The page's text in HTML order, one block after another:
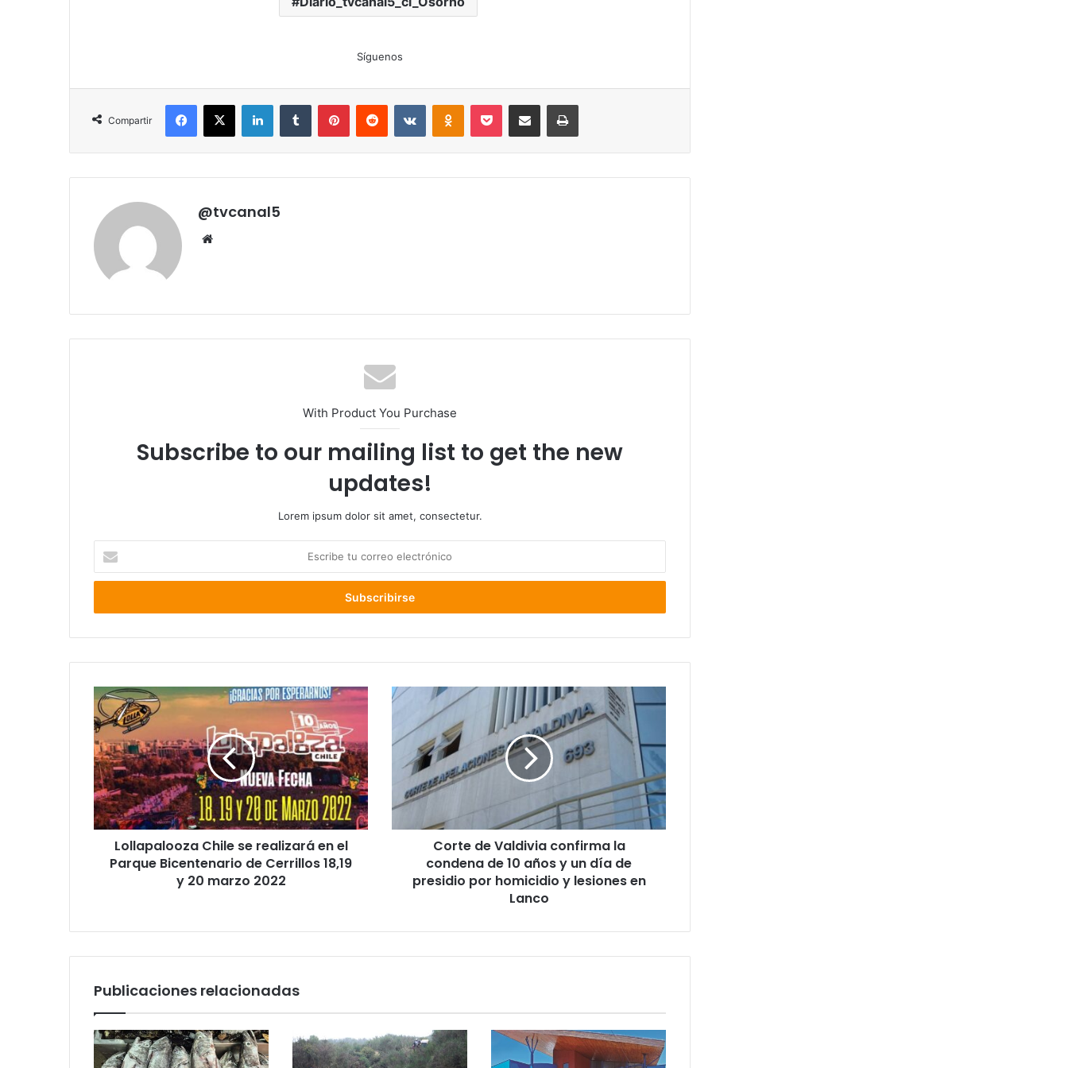
Síguenos
Compartir
Facebook
X LinkedInTumblr PinterestReddit VKontakteOdnoklassniki
Pocket Compartir por correo electrónicoImprimir
@tvcanal5
With Product You Purchase
Subscribe to our mailing list to get the new
updates!
Lorem ipsum dolor sit amet, consectetur.
correo
Lollapalooza
Chile
se
realizará
en
el
Parque
Bicentenario
de
Cerrillos
18,19
Lollapalooza Chile se realizará en el
Parque Bicentenario de Cerrillos 18,19
y 20 marzo 2022
Corte
Valdivia
confirma
condena
10
años
y
Lanco
Corte de Valdivia confirma la
condena de 10 años y un día de
presidio por homicidio y lesiones en
Lanco
Publicaciones relacionadas